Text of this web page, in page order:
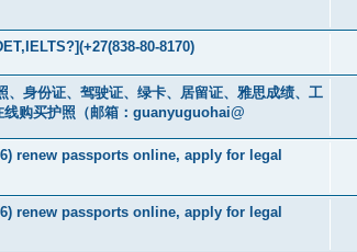
80-8170)
身份证、驾驶证、绿卡、居留证、雅思成绩、工
线购买护照（邮箱：guanyuguohai@
renew passports online, apply for legal
renew passports online, apply for legal